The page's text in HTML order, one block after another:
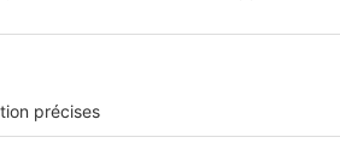
quartier, offrant des chemins propices
particulièrement